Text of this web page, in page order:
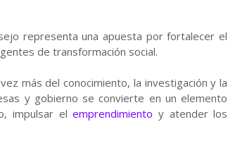
representa una apuesta por fortalecer el
de transformación social.
más del conocimiento, la investigación y la
y gobierno se convierte en un elemento
impulsar elemprendimiento y atender los